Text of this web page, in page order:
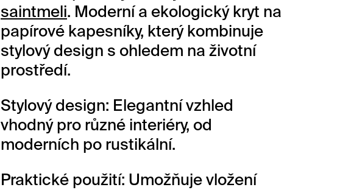
saintmeli. Moderní a ekologický kryt na
papírové kapesníky, který kombinuje
stylový design s ohledem na životní
prostředí.
Stylový design: Elegantní vzhled
vhodný pro různé interiéry, od
moderních po rustikální.
Praktické použití: Umožňuje vložení